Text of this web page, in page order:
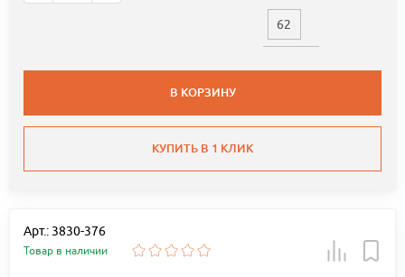
62
В КОРЗИНУ
КУПИТЬ В 1 КЛИК
Арт.: 3830-376
Товар в наличии